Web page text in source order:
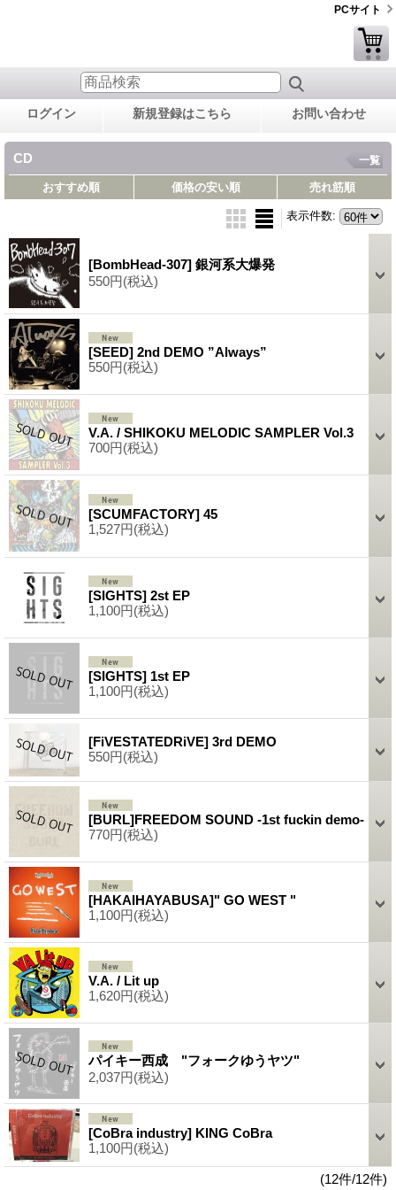
PCサイト
ログイン 新規登録はこちら お問い合わせ
CD 一覧
おすすめ順 価格の安い順 売れ筋順
表示件数:
[BombHead-307] 銀河系大爆発
550円(税込)
[SEED] 2nd DEMO ”Always”
550円(税込)
V.A. / SHIKOKU MELODIC SAMPLER Vol.3
700円(税込)
[SCUMFACTORY] 45
1,527円(税込)
[SIGHTS] 2st EP
1,100円(税込)
[SIGHTS] 1st EP
1,100円(税込)
[FiVESTATEDRiVE] 3rd DEMO
550円(税込)
[BURL]FREEDOM SOUND -1st fuckin demo-
770円(税込)
[HAKAIHAYABUSA]" GO WEST "
1,100円(税込)
V.A. / Lit up
1,620円(税込)
パイキー西成 "フォークゆうヤツ"
2,037円(税込)
[CoBra industry] KING CoBra
1,100円(税込)
(12件/12件)